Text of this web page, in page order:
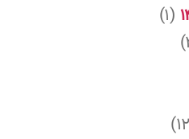
(۱)